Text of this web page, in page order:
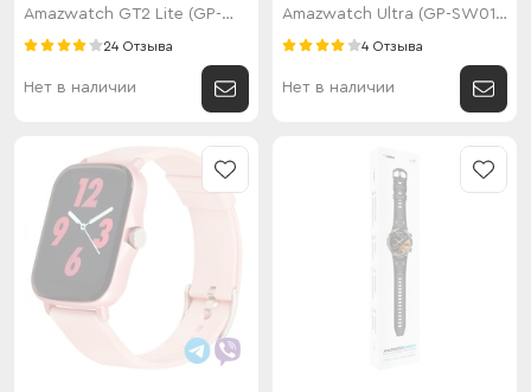
Amazwatch GT2 Lite (GP-
SW003) Black
24 Отзыва
Нет в наличии
Amazwatch Ultra (GP-SW011)
Black
4 Отзыва
Нет в наличии